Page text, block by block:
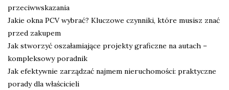
przeciwwskazania
Jakie okna PCV wybrać? Kluczowe czynniki, które musisz znać
przed zakupem
Jak stworzyć oszałamiające projekty graficzne na autach –
kompleksowy poradnik
Jak efektywnie zarządzać najmem nieruchomości: praktyczne
porady dla właścicieli